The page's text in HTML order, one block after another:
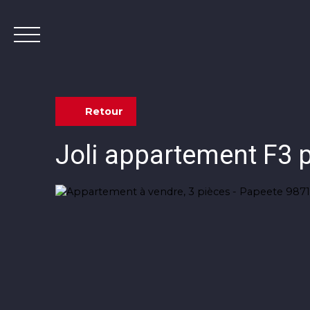
Contact
Retour
Joli appartement F3